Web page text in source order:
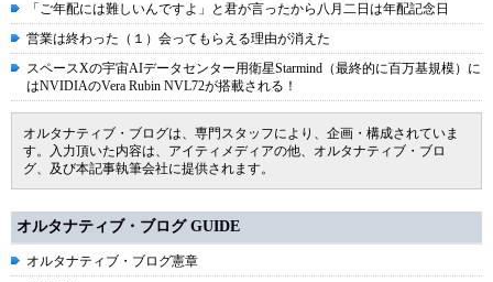
「ご年配には難しいんですよ」と君が言ったから八月二日は年配記念日
営業は終わった（１）会ってもらえる理由が消えた
スペースXの宇宙AIデータセンター用衛星Starmind（最終的に百万基規模）に
はNVIDIAのVera Rubin NVL72が搭載される！
オルタナティブ・ブログは、専門スタッフにより、企画・構成されていま
す。入力頂いた内容は、アイティメディアの他、オルタナティブ・ブロ
グ、及び本記事執筆会社に提供されます。
オルタナティブ・ブログ GUIDE
オルタナティブ・ブログ憲章